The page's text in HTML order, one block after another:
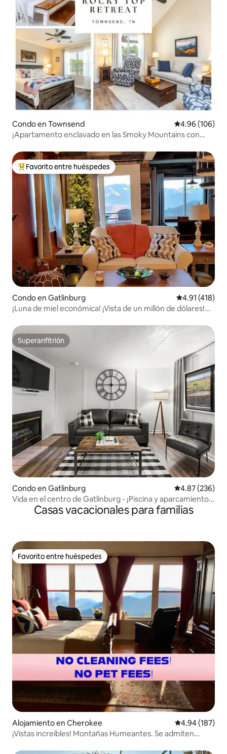
Condo en Townsend Calificación
4.96 (106)
¡Apartamento enclavado en las Smoky Mountains con
Favorito entre huéspedes preferido
Favorito entre huéspedes
Condo en Gatlinburg Calificación
4.91 (418)
¡Luna de miel económica! ¡Vista de un millón de dólares!
Superanfitrión
Superanfitrión
Condo en Gatlinburg Calificación
4.87 (236)
Vida en el centro de Gatlinburg - ¡Piscina y aparcamiento
gratuito!Casas vacacionales para familias
Favorito entre huéspedes
Favorito entre huéspedes
Alojamiento en Cherokee Calificación
4.94 (187)
¡Vistas increíbles! Montañas Humeantes. Se admiten